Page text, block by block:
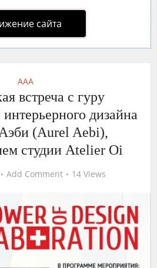
сайта
AAA
встреча с гуру
дизайна
(Aurel Aebi),
студии Atelier Oi
Add Comment 14 Views